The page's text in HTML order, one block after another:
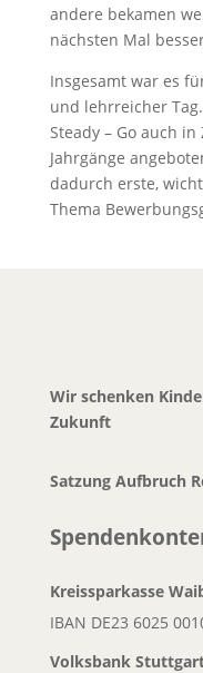
andere bekamen
nächsten Mal
Insgesamt war es
und lehrreicher
Steady – Go auch
Jahrgänge
dadurch erste,
Thema
Wir schenken
Zukunft
Satzung Aufbruch
Kreissparkasse
IBAN DE23 6025
Volksbank